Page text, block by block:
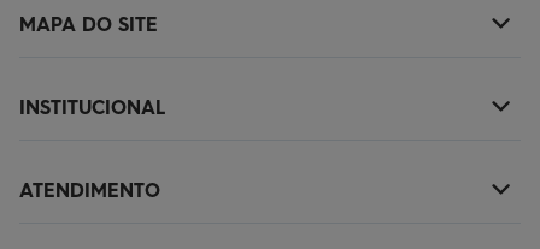
MAPA DO SITE
INSTITUCIONAL
ATENDIMENTO